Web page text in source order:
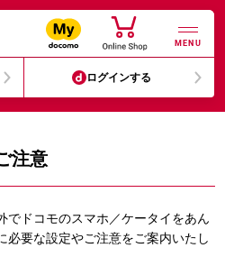
MENU
ログインする
注意
でドコモのスマホ／ケータイをあん
必要な設定やご注意をご案内いたし